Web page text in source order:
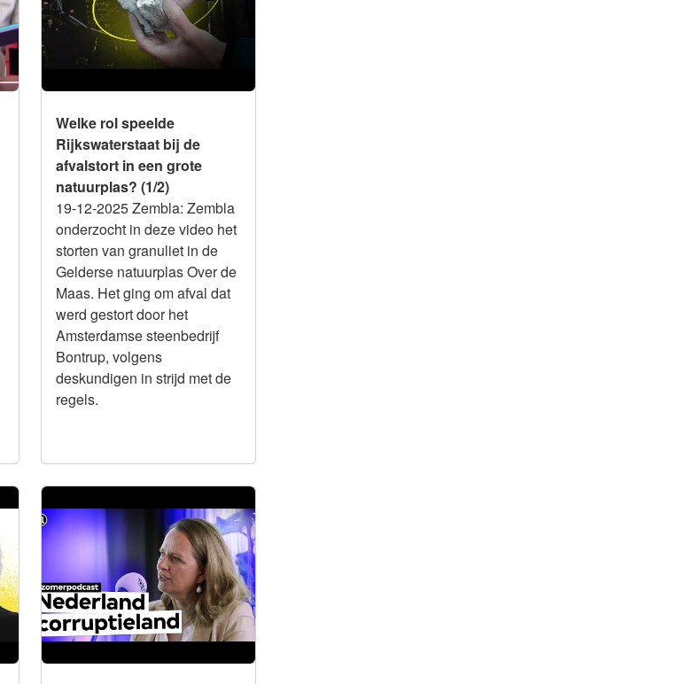
Welke rol speelde
Rijkswaterstaat bij de
afvalstort in een grote
natuurplas? (1/2)
19-12-2025 Zembla: Zembla
onderzocht in deze video het
storten van granuliet in de
Gelderse natuurplas Over de
Maas. Het ging om afval dat
werd gestort door het
Amsterdamse steenbedrijf
Bontrup, volgens
deskundigen in strijd met de
regels.
Integriteit
Beïnvloedt het lobbygeweld
Nederlands beleid? Ja, maar
er is een oplossing